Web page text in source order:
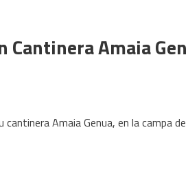
Amaia
Amaia Genua, en la campa